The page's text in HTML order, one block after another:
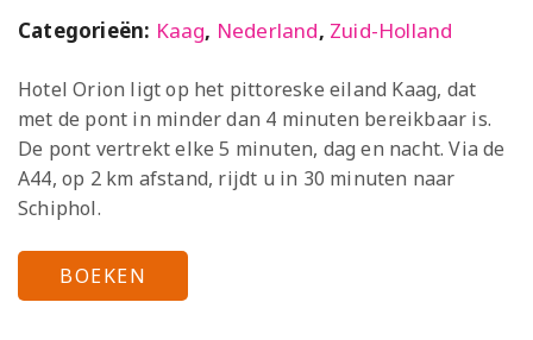
Categorieën: Kaag, Nederland, Zuid-Holland
Hotel Orion ligt op het pittoreske eiland Kaag, dat
met de pont in minder dan 4 minuten bereikbaar is.
De pont vertrekt elke 5 minuten, dag en nacht. Via de
A44, op 2 km afstand, rijdt u in 30 minuten naar
Schiphol.
BOEKEN